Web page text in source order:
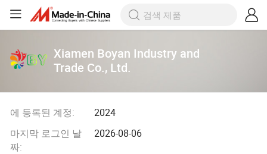
Xiamen Boyan Industry and
Trade Co., Ltd.
에 등록된 계정:
2024
마지막 로그인 날
짜:
2026-08-06